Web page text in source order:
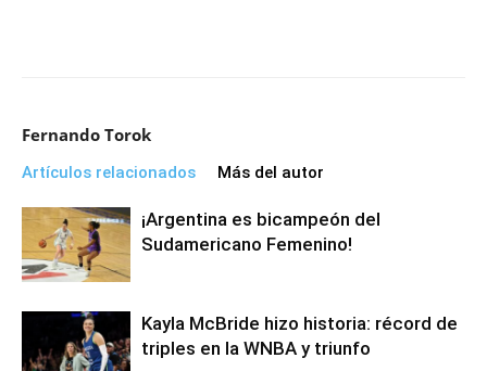
Fernando Torok
Artículos relacionados Más del autor
¡Argentina es bicampeón del
Sudamericano Femenino!
Kayla McBride hizo historia: récord de
triples en la WNBA y triunfo